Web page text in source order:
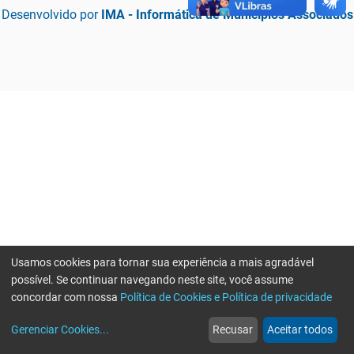
Desenvolvido por IMA - Informática de Municípios Associados
web
Notícias
more_horiz
Mais
Usamos cookies para tornar sua experiência a mais agradável
possível. Se continuar navegando neste site, você assume
concordar com nossa Política de Cookies e Política de privacidade
Gerenciar Cookies... Recusar Aceitar todos
Erro ao enviar informações, por favor tente novamente